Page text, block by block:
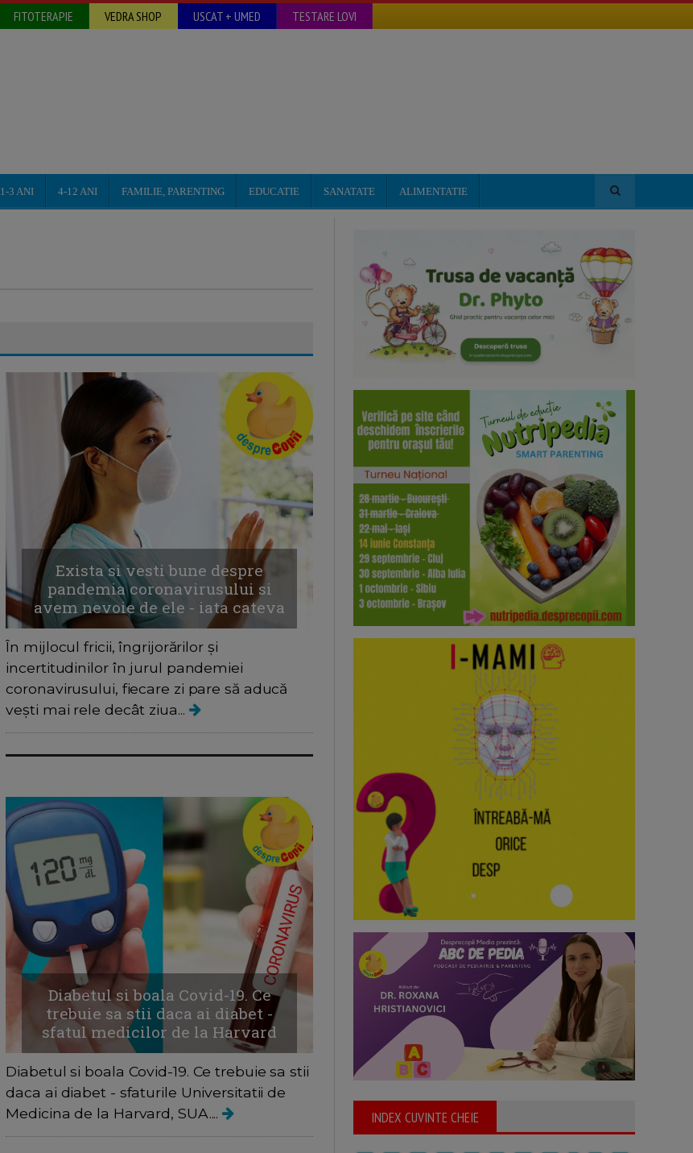
FITOTERAPIE VEDRA SHOP USCAT + UMED TESTARE LOVI
1-3 ANI 4-12 ANI FAMILIE, PARENTING EDUCATIE SANATATE ALIMENTATIE
Exista si vesti bune despre
pandemia coronavirusului si
avem nevoie de ele - iata cateva
În mijlocul fricii, îngrijorărilor și
incertitudinilor în jurul pandemiei
coronavirusului, fiecare zi pare să aducă
vești mai rele decât ziua...
Diabetul si boala Covid-19. Ce
trebuie sa stii daca ai diabet -
sfatul medicilor de la Harvard
Diabetul si boala Covid-19. Ce trebuie sa stii
daca ai diabet - sfaturile Universitatii de
Medicina de la Harvard, SUA....
INDEX CUVINTE CHEIE